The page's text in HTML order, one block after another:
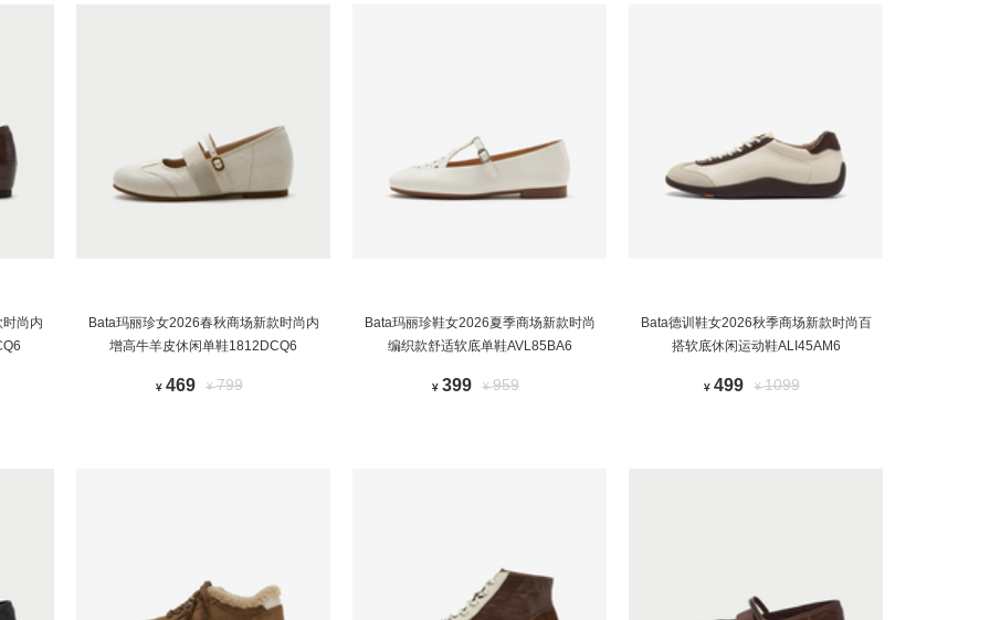
尚内
Bata玛丽珍女2026春秋商场新款时尚内
增高牛羊皮休闲单鞋1812DCQ6
¥ 469 ¥799
Bata玛丽珍鞋女2026夏季商场新款时尚
编织款舒适软底单鞋AVL85BA6
¥ 399 ¥959
Bata德训鞋女2026秋季商场新款时尚百
搭软底休闲运动鞋ALI45AM6
¥ 499 ¥1099